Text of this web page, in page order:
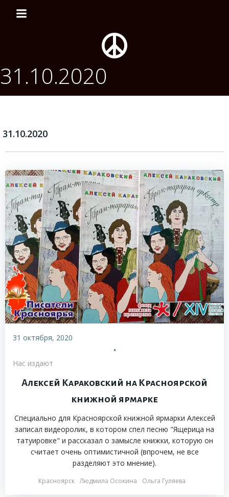
содержимому
31.10.2020
31.10.2020
31 октября, 2020
•
Нас издают
Алексей Караковский на Красноярской
книжной ярмарке
Специально для Красноярской книжной ярмарки Алексей
записал видеоролик, в котором спел песню "Ящерица на
татуировке" и рассказал о замысле книжки, которую он
считает очень оптимистичной (впрочем, не все
разделяют это мнение).
Красноярск Людмила Осокина Ольга Гуляева